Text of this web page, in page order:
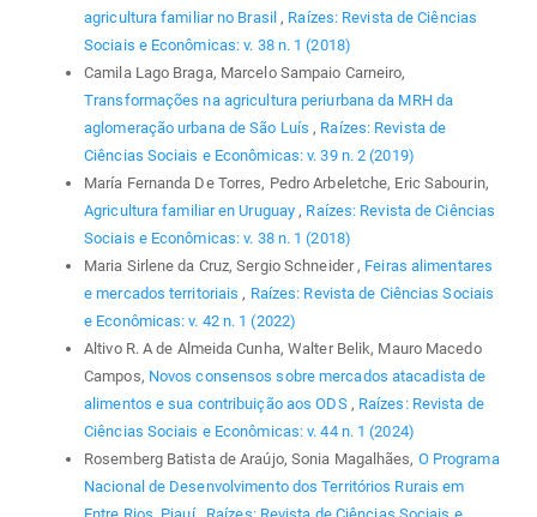
agricultura familiar no Brasil , Raízes: Revista de Ciências
Sociais e Econômicas: v. 38 n. 1 (2018)
Camila Lago Braga, Marcelo Sampaio Carneiro,
Transformações na agricultura periurbana da MRH da
aglomeração urbana de São Luís , Raízes: Revista de
Ciências Sociais e Econômicas: v. 39 n. 2 (2019)
María Fernanda De Torres, Pedro Arbeletche, Eric Sabourin,
Agricultura familiar en Uruguay , Raízes: Revista de Ciências
Sociais e Econômicas: v. 38 n. 1 (2018)
Maria Sirlene da Cruz, Sergio Schneider , Feiras alimentares
e mercados territoriais , Raízes: Revista de Ciências Sociais
e Econômicas: v. 42 n. 1 (2022)
Altivo R. A de Almeida Cunha, Walter Belik, Mauro Macedo
Campos, Novos consensos sobre mercados atacadista de
alimentos e sua contribuição aos ODS , Raízes: Revista de
Ciências Sociais e Econômicas: v. 44 n. 1 (2024)
Rosemberg Batista de Araújo, Sonia Magalhães, O Programa
Nacional de Desenvolvimento dos Territórios Rurais em